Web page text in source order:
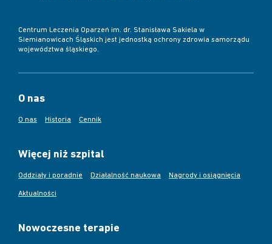
Centrum Leczenia Oparzeń im. dr. Stanisława Sakiela w
Siemianowicach Śląskich jest jednostką ochrony zdrowia samorządu
województwa śląskiego.
O nas
O nas Historia Cennik
Więcej niż szpital
Oddziały i poradnie Działalność naukowa Nagrody i osiągnięcia
Aktualności
Nowoczesne terapie